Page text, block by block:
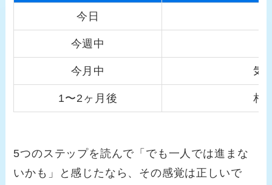
今日
今週中
今月中 気
1〜2ヶ月後 相
5つのステップを読んで「でも一人では進まな
いかも」と感じたなら、その感覚は正しいで